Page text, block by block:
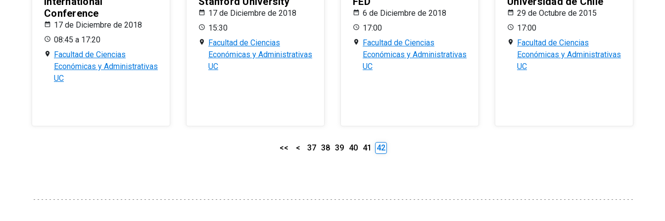
Conference
17 de Diciembre de 2018
08:45 a 17:20
Facultad de Ciencias
Económicas y Administrativas
UC
17 de Diciembre de 2018
15:30
Facultad de Ciencias
Económicas y Administrativas
UC
6 de Diciembre de 2018
17:00
Facultad de Ciencias
Económicas y Administrativas
UC
29 de Octubre de 2015
17:00
Facultad de Ciencias
Económicas y Administrativas
UC
<< < 37 38 39 40 41 42